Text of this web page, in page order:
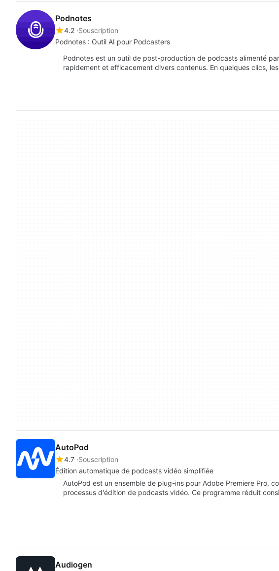
Podnotes
4.2 Souscription
Podnotes : Outil AI pour Podcasters
Podnotes est un outil de post-production de podcasts alimenté
rapidement et efficacement divers contenus. En quelques clics,
AutoPod
4.7 Souscription
Édition automatique de podcasts vidéo simplifiée
AutoPod est un ensemble de plug-ins pour Adobe Premiere Pro,
processus d'édition de podcasts vidéo. Ce programme réduit
Audiogen